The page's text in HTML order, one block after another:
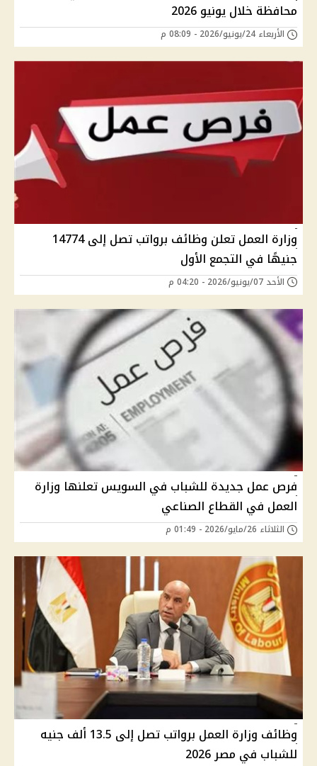
محافظة خلال يونيو 2026
الأربعاء 24/يونيو/2026 - 08:09 م
وزارة العمل تعلن وظائف برواتب تصل إلى 14774
جنيهًا في التجمع الأول
الأحد 07/يونيو/2026 - 04:20 م
فرص عمل جديدة للشباب في السويس تعلنها وزارة
العمل في القطاع الصناعي
الثلاثاء 26/مايو/2026 - 01:49 م
وظائف وزارة العمل برواتب تصل إلى 13.5 ألف جنيه
للشباب في مصر 2026